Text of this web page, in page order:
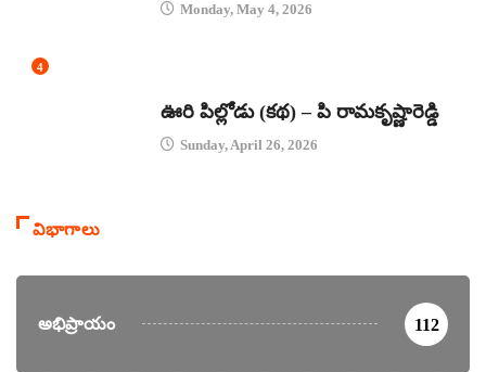
Monday, May 4, 2026
4
ఊరి పిల్లోడు (కథ) – పి రామకృష్ణారెడ్డి
Sunday, April 26, 2026
విభాగాలు
అభిప్రాయం 112